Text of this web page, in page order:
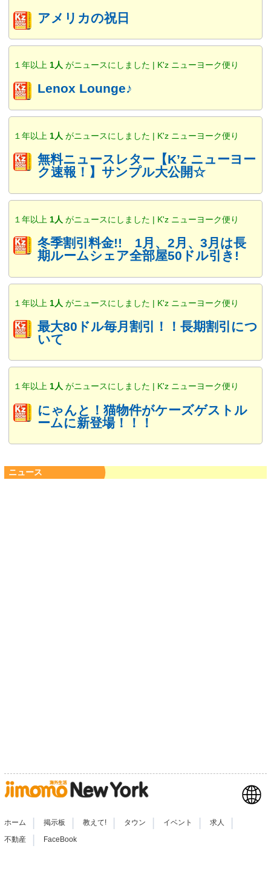
アメリカの祝日
１年以上 1人 がニュースにしました | K'z ニューヨーク便り
Lenox Lounge♪
１年以上 1人 がニュースにしました | K'z ニューヨーク便り
無料ニュースレター【K’z ニューヨー
ク速報！】サンプル大公開☆
１年以上 1人 がニュースにしました | K'z ニューヨーク便り
冬季割引料金!! 1月、2月、3月は長
期ルームシェア全部屋50ドル引き!
１年以上 1人 がニュースにしました | K'z ニューヨーク便り
最大80ドル毎月割引！！長期割引につ
いて
１年以上 1人 がニュースにしました | K'z ニューヨーク便り
にゃんと！猫物件がケーズゲストル
ームに新登場！！！
ニュース
ホーム 掲示板 教えて! タウン イベント 求人
不動産 | FaceBook